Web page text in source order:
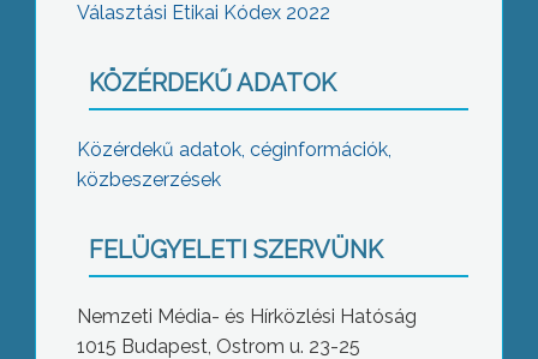
Választási Etikai Kódex 2022
KÖZÉRDEKŰ ADATOK
Közérdekű adatok, céginformációk,
közbeszerzések
FELÜGYELETI SZERVÜNK
Nemzeti Média- és Hírközlési Hatóság
1015 Budapest, Ostrom u. 23-25